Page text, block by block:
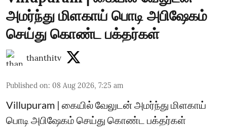
அமர்ந்து மிளகாய் பொடி அபிஷேகம்
செய்து கொண்ட பக்தர்கள்
thanthitv
Published on: 08 Aug 2026, 7:25 am
Villupuram | கையில் வேலுடன் அமர்ந்து மிளகாய்
பொடி அபிஷேகம் செய்து கொண்ட பக்தர்கள்